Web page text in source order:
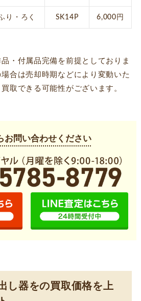
り・ろく SK14P 6,000円
・付属品完備を前提としておりま
合は売却時期などにより変動いた
取できる可能性がございます。
お問い合わせください
し器をの買取価格を上